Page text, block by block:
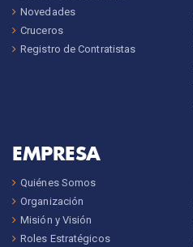
Novedades
Cruceros
Registro de Contratistas
EMPRESA
Quiénes Somos
Organización
Misión y Visión
Roles Estratégicos